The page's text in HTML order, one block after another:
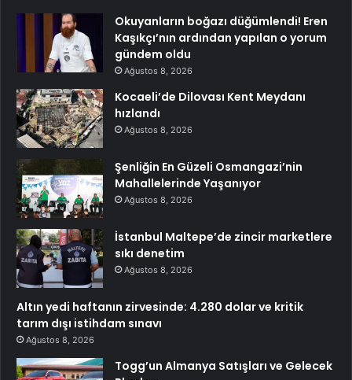
Okuyanların boğazı düğümlendi! Eren
Kaşıkçı’nın ardından yapılan o yorum
gündem oldu
Ağustos 8, 2026
Kocaeli’de Dilovası Kent Meydanı
hızlandı
Ağustos 8, 2026
Şenliğin En Güzeli Osmangazi’nin
Mahallelerinde Yaşanıyor
Ağustos 8, 2026
İstanbul Maltepe’de zincir marketlere
sıkı denetim
Ağustos 8, 2026
Altın yedi haftanın zirvesinde: 4.280 dolar ve kritik
tarım dışı istihdam sınavı
Ağustos 8, 2026
Togg’un Almanya Satışları ve Gelecek